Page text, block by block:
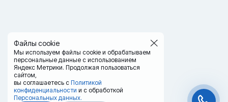
Файлы cookie
Мы используем файлы cookie и обрабатываем
персональные данные с использованием
Яндекс Метрики. Продолжая пользоваться
сайтом,
вы соглашаетесь с Политикой
конфиденциальности и с обработкой
Персональных данных.